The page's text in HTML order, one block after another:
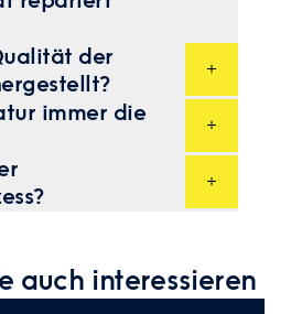
detaillierte
von
Plunger-,
und Sonderzylinder
sind
der
wird auf einem
Funktionstests
dass er den
entspricht und
immer die
meisten Fällen eine
Option. Wir beraten
Reparatur die beste
Neuanschaffung
Diagnose
modernste
der Zylinder
auch interessieren